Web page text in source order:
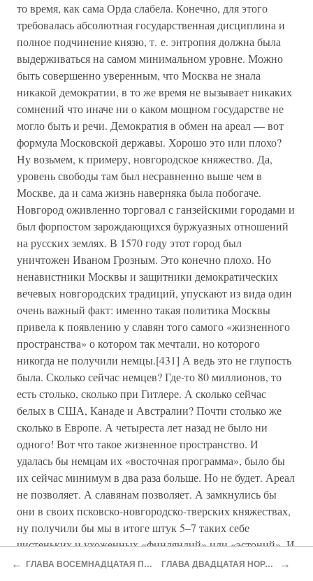
то время, как сама Орда слабела. Конечно, для этого
требовалась абсолютная государственная дисциплина и
полное подчинение князю, т. е. энтропия должна была
выдерживаться на самом минимальном уровне. Можно
быть совершенно уверенным, что Москва не знала
никакой демократии, в то же время не вызывает никаких
сомнений что иначе ни о каком мощном государстве не
могло быть и речи. Демократия в обмен на ареал — вот
формула Московской державы. Хорошо это или плохо?
Ну возьмем, к примеру, новгородское княжество. Да,
уровень свободы там был несравненно выше чем в
Москве, да и сама жизнь наверняка была побогаче.
Новгород оживленно торговал с ганзейскими городами и
был форпостом зарождающихся буржуазных отношений
на русских землях. В 1570 году этот город был
уничтожен Иваном Грозным. Это конечно плохо. Но
ненавистники Москвы и защитники демократических
вечевых новгородских традиций, упускают из вида один
очень важный факт: именно такая политика Москвы
привела к появлению у славян того самого «жизненного
пространства» о котором так мечтали, но которого
никогда не получили немцы.[431] А ведь это не глупость
была. Сколько сейчас немцев? Где-то 80 миллионов, то
есть столько, сколько при Гитлере. А сколько сейчас
белых в США, Канаде и Австралии? Почти столько же
сколько в Европе. А четыреста лет назад не было ни
одного! Вот что такое жизненное пространство. И
удалась бы немцам их «восточная программа», было бы
их сейчас минимум в два раза больше. Но не будет. Ареал
не позволяет. А славянам позволяет. А замкнулись бы
они в своих псковско-новгородско-тверских княжествах,
ну получили бы мы в итоге штук 5–7 таких себе
чистеньких и ухоженных «финляндий» или «эстоний». И
жило бы в каждой из них по 2–3 миллиона, и было бы
← ГЛАВА ВОСЕМНАДЦАТАЯ ПУСТЫНЯ В НИКУДА ГЛАВА ДВАДЦАТАЯ НОРДИЧЕСКИЙ СИОН →